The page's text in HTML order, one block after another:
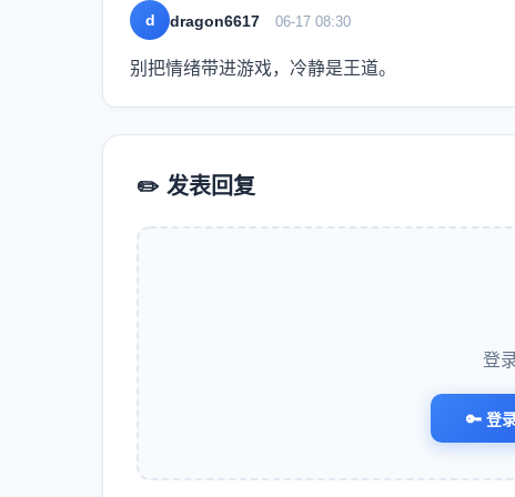
d dragon6617 06-17 08:30
别把情绪带进游戏，冷静是王道。
✏️ 发表回复
登
🔑 登